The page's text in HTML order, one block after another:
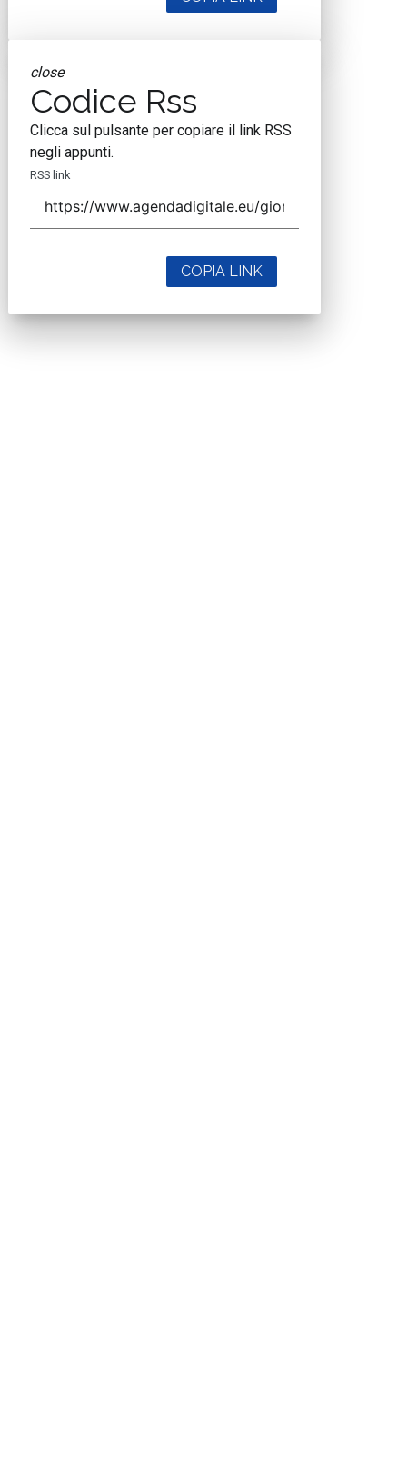
close
Codice Rss
Clicca sul pulsante per copiare il link RSS
negli appunti.
RSS link
COPIA LINK